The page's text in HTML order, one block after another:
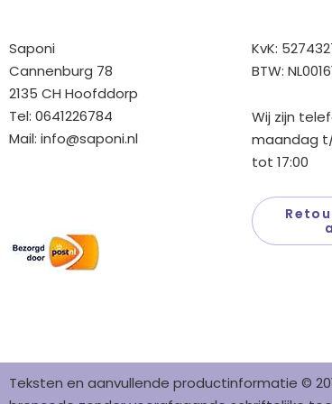
Saponi
Cannenburg 78
2135 CH Hoofddorp
Tel: 0641226784
Mail: info@saponi.nl
KvK:
BTW:
Wij zijn
maandag t/
tot 17:00
Teksten en aanvullende productinformatie ©